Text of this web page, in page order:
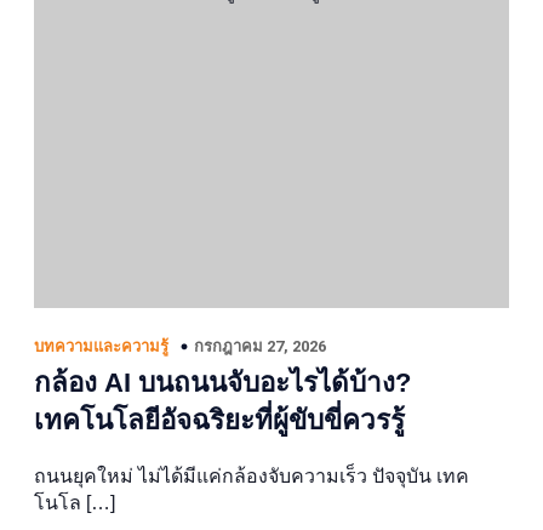
บทความและความรู้ กรกฎาคม 27, 2026
กล้อง AI บนถนนจับอะไรได้บ้าง?
เทคโนโลยีอัจฉริยะที่ผู้ขับขี่ควรรู้
ถนนยุคใหม่ ไม่ได้มีแค่กล้องจับความเร็ว ปัจจุบัน เทค
โนโล […]